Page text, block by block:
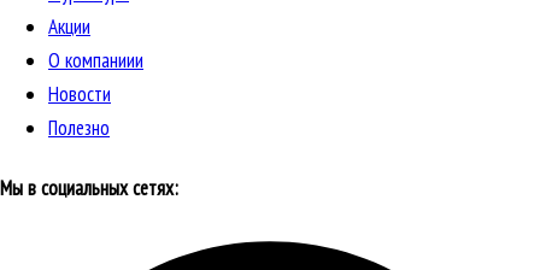
Акции
О компаниии
Новости
Полезно
Мы в социальных сетях: